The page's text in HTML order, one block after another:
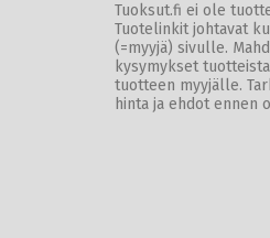
Tuoksut.fi ei ole
Tuotelinkit johtavat
(=myyjä) sivulle.
kysymykset
tuotteen myyjälle.
hinta ja ehdot ennen